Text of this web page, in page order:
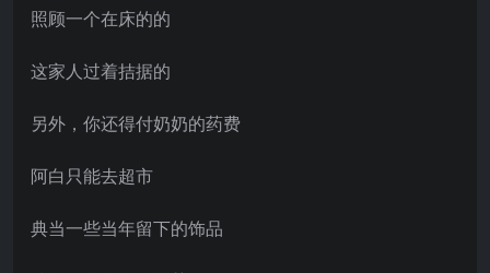
照顾一个在床的的
这家人过着拮据的
另外，你还得付奶奶的药费
阿白只能去超市
典当一些当年留下的饰品